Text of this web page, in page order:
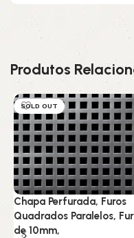
Produtos
SOLD OUT
Chapa Perfurada, Furos
Quadrados Paralelos,
de 10mm,